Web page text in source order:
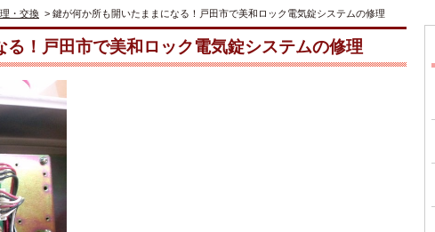
・交換 > 鍵が何か所も開いたままになる！戸田市で美和ロック電気錠システムの修理
！戸田市で美和ロック電気錠システムの修理